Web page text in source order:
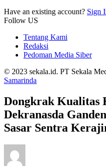
Have an existing account? Sign
Follow US
Tentang Kami
Redaksi
Pedoman Media Siber
© 2023 sekala.id. PT Sekala
Samarinda
Dongkrak Kualitas
Dekranasda
Sasar Sentra